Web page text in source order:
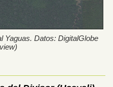
Yaguas. Datos: DigitalGlobe